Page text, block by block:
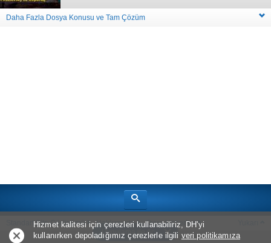
Uygulama ile Aç
Daha Fazla Dosya Konusu ve Tam Çözüm
Standart Site Görünümü Hakkımızda Oyun Haberleri
Telif Hakkı © 2026Bölüm Sonu Canavarı
Hizmet kalitesi için çerezleri kullanabiliriz, DH'yi
kullanırken depoladığımız çerezlerle ilgili veri politikamıza